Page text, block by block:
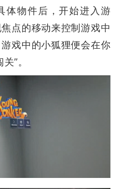
体物件后，开始进入游
点的移动来控制游戏中
戏中的小狐狸便会在你
”。